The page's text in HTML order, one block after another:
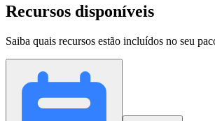
Recursos disponíveis
Saiba quais recursos estão incluídos no seu